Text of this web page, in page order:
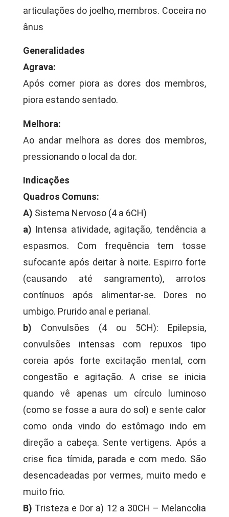
articulações do joelho, membros. Coceira no
ânus
Generalidades
Agrava:
Após comer piora as dores dos membros,
piora estando sentado.
Melhora:
Ao andar melhora as dores dos membros,
pressionando o local da dor.
Indicações
Quadros Comuns:
A) Sistema Nervoso (4 a 6CH)
a) Intensa atividade, agitação, tendência a
espasmos. Com frequência tem tosse
sufocante após deitar à noite. Espirro forte
(causando até sangramento), arrotos
contínuos após alimentar-se. Dores no
umbigo. Prurido anal e perianal.
b) Convulsões (4 ou 5CH): Epilepsia,
convulsões intensas com repuxos tipo
coreia após forte excitação mental, com
congestão e agitação. A crise se inicia
quando vê apenas um círculo luminoso
(como se fosse a aura do sol) e sente calor
como onda vindo do estômago indo em
direção a cabeça. Sente vertigens. Após a
crise fica tímida, parada e com medo. São
desencadeadas por vermes, muito medo e
muito frio.
B) Tristeza e Dor a) 12 a 30CH – Melancolia